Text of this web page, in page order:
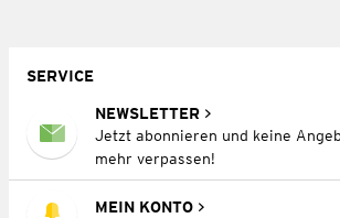
SERVICE
NEWSLETTER
Jetzt abonnieren und keine
mehr verpassen!
MEIN KONTO